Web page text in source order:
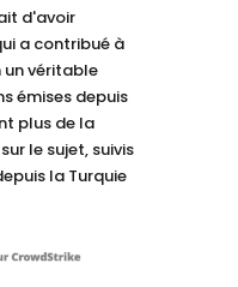
d'avoir
a contribué à
véritable
émises depuis
plus de la
le sujet, suivis
la Turquie